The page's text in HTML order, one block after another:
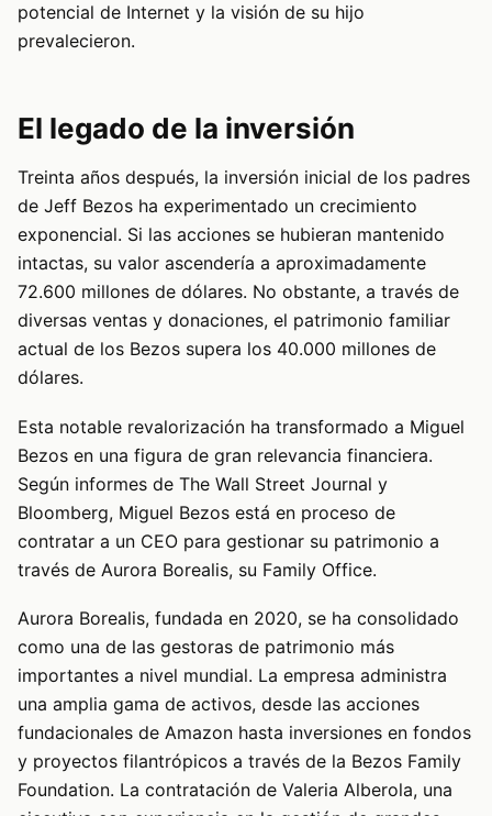
potencial de Internet y la visión de su hijo
prevalecieron.
El legado de la inversión
Treinta años después, la inversión inicial de los padres
de Jeff Bezos ha experimentado un crecimiento
exponencial. Si las acciones se hubieran mantenido
intactas, su valor ascendería a aproximadamente
72.600 millones de dólares. No obstante, a través de
diversas ventas y donaciones, el patrimonio familiar
actual de los Bezos supera los 40.000 millones de
dólares.
Esta notable revalorización ha transformado a Miguel
Bezos en una figura de gran relevancia financiera.
Según informes de The Wall Street Journal y
Bloomberg, Miguel Bezos está en proceso de
contratar a un CEO para gestionar su patrimonio a
través de Aurora Borealis, su Family Office.
Aurora Borealis, fundada en 2020, se ha consolidado
como una de las gestoras de patrimonio más
importantes a nivel mundial. La empresa administra
una amplia gama de activos, desde las acciones
fundacionales de Amazon hasta inversiones en fondos
y proyectos filantrópicos a través de la Bezos Family
Foundation. La contratación de Valeria Alberola, una